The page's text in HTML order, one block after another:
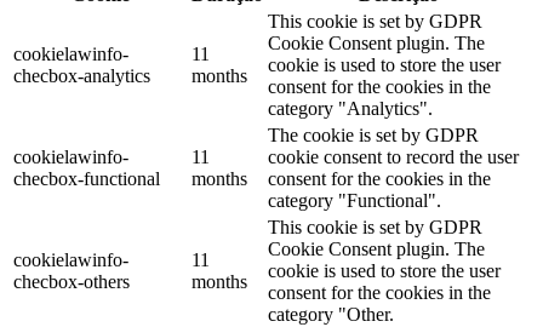
cookielawinfo-
checbox-analytics
11
months
This cookie is set by GDPR
Cookie Consent plugin. The
cookie is used to store the user
consent for the cookies in the
category "Analytics".
cookielawinfo-
checbox-functional
11
months
The cookie is set by GDPR
cookie consent to record the user
consent for the cookies in the
category "Functional".
cookielawinfo-
checbox-others
11
months
This cookie is set by GDPR
Cookie Consent plugin. The
cookie is used to store the user
consent for the cookies in the
category "Other.